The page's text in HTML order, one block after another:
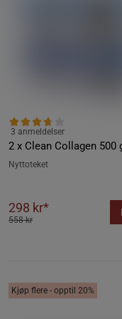
2 x Clean Collagen 500
3 anmeldelser
Nyttoteket
298 kr*
558 kr
Kjøp flere - opptil 20%